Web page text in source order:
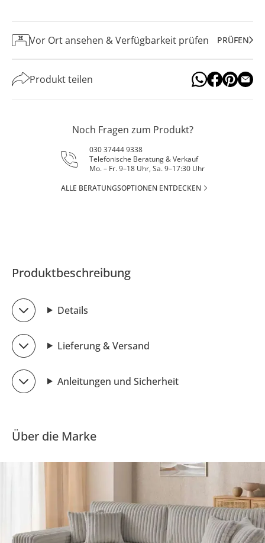
Vor Ort ansehen & Verfügbarkeit prüfen PRÜFEN
Produkt teilen
Noch Fragen zum Produkt?
030 37444 9338
Telefonische Beratung & Verkauf
Mo. – Fr. 9–18 Uhr, Sa. 9–17:30 Uhr
ALLE BERATUNGSOPTIONEN ENTDECKEN
Produktbeschreibung
Details
Lieferung & Versand
Anleitungen und Sicherheit
Über die Marke